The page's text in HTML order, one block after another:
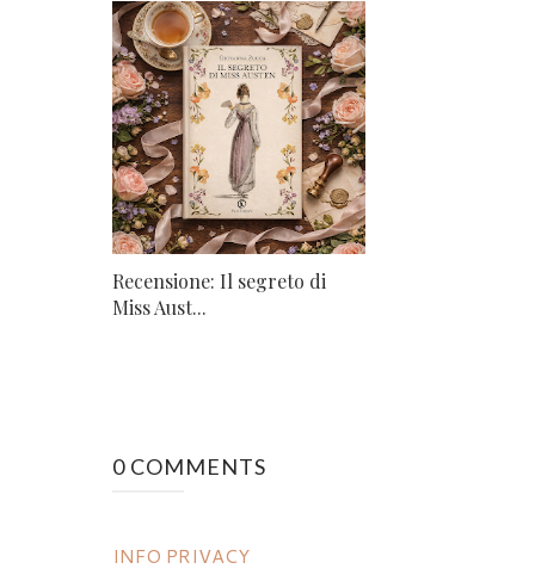
Recensione: Il segreto di
Miss Aust...
0 COMMENTS
INFO PRIVACY